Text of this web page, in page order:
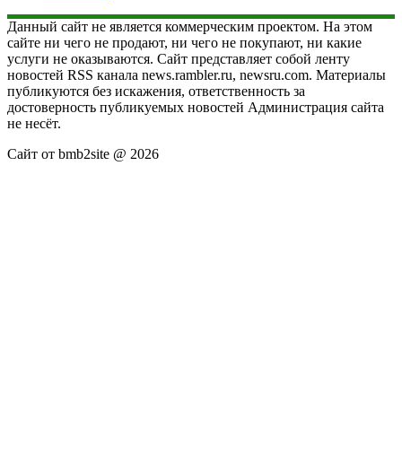
Данный сайт не является коммерческим проектом. На этом
сайте ни чего не продают, ни чего не покупают, ни какие
услуги не оказываются. Сайт представляет собой ленту
новостей RSS канала news.rambler.ru, newsru.com. Материалы
публикуются без искажения, ответственность за
достоверность публикуемых новостей Администрация сайта
не несёт.
Сайт от bmb2site @ 2026